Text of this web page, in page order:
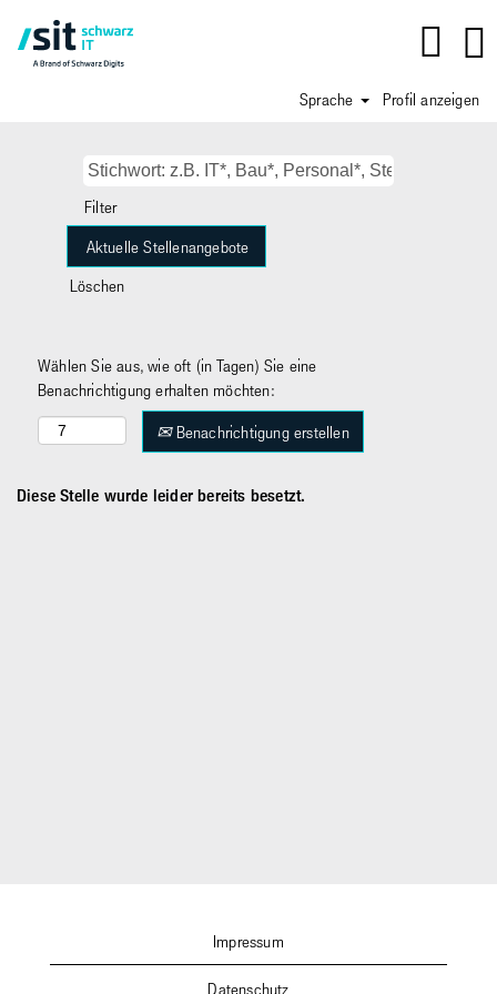
Sprache Profil anzeigen
Filter
Löschen
Wählen Sie aus, wie oft (in Tagen) Sie eine
Benachrichtigung erhalten möchten:
Benachrichtigung erstellen
Diese Stelle wurde leider bereits besetzt.
Impressum
Datenschutz